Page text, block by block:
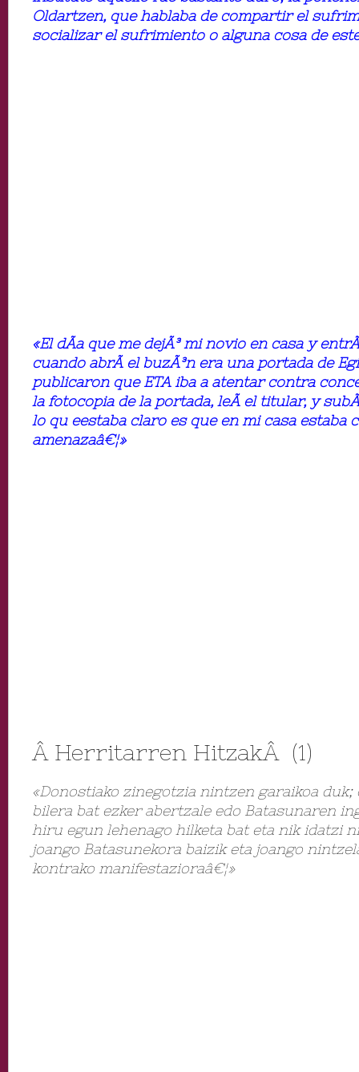
Oldartzen, que hablaba de compartir el
socializar el sufrimiento o alguna cosa de
«El dÃ­a que me dejÃ³ mi novio en casa y
cuando abrÃ­ el buzÃ³n era una portada de
publicaron que ETA iba a atentar contra
la fotocopia de la portada, leÃ­ el titular, y
lo qu eestaba claro es que en mi casa estaba
amenazaâ€¦»
Â Herritarren HitzakÂ (1)
«Donostiako zinegotzia nintzen garaikoa duk;
bilera bat ezker abertzale edo Batasunaren
hiru egun lehenago hilketa bat eta nik idatzi
joango Batasunekora baizik eta joango
kontrako manifestazioraâ€¦»